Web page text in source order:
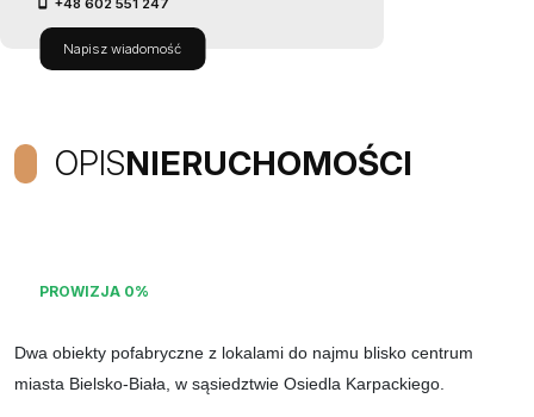
Napisz wiadomość
OPISNIERUCHOMOŚCI
PROWIZJA 0%
Dwa obiekty pofabryczne z lokalami do najmu blisko centrum
miasta Bielsko-Biała, w sąsiedztwie Osiedla Karpackiego.